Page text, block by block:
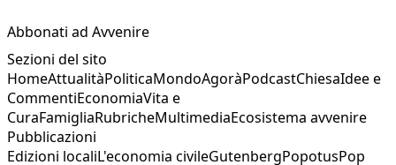
Abbonati ad Avvenire
Sezioni del sito
HomeAttualitàPoliticaMondoAgoràPodcastChiesaIdee e
CommentiEconomiaVita e
CuraFamigliaRubricheMultimediaEcosistema avvenire
Pubblicazioni
Edizioni localiL'economia civileGutenbergPopotusPop